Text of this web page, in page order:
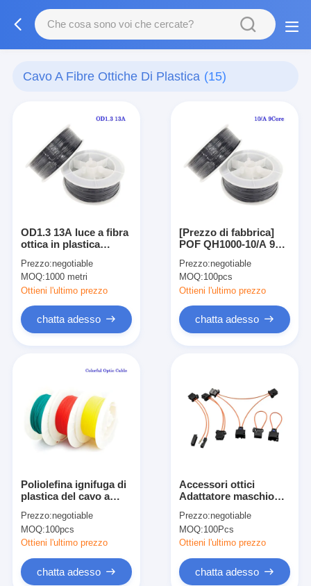
Cavo A Fibre Ottiche Di Plastica (15)
OD1.3 13A luce a fibra
ottica in plastica
Prezzo:negotiable
MOQ:1000 metri
Ottieni l'ultimo prezzo
chatta adesso
[Prezzo di fabbrica]
POF QH1000-10/A 9
fibra ottica in plastica
per auto/decorazione
domestica
Prezzo:negotiable
MOQ:100pcs
Ottieni l'ultimo prezzo
chatta adesso
Poliolefina ignifuga di
plastica del cavo a
pieno PMMA isolata
5M/10M per la
decorazione
Prezzo:negotiable
MOQ:100pcs
Ottieni l'ultimo prezzo
chatta adesso
Accessori ottici
Adattatore maschio
per auto con
amplificatore del
suono
Prezzo:negotiable
MOQ:100Pcs
Ottieni l'ultimo prezzo
chatta adesso